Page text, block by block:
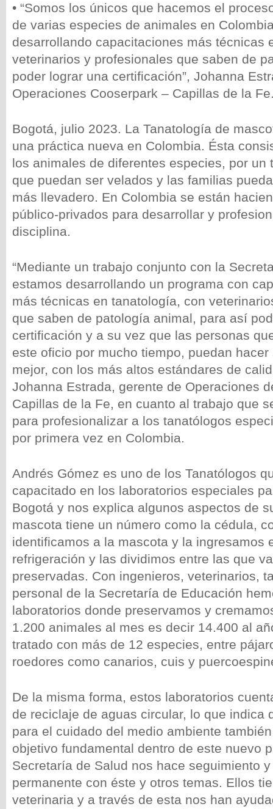
• “Somos los únicos que hacemos el
de varias especies de animales en
desarrollando capacitaciones más técnicas
veterinarios y profesionales que saben de
poder lograr una certificación”, Johanna
Operaciones Cooserpark – Capillas de la
Bogotá, julio 2023. La Tanatología de
una práctica nueva en Colombia. Ésta
los animales de diferentes especies, por un
que puedan ser velados y las familias
más llevadero. En Colombia se están
público-privados para desarrollar y
disciplina.
“Mediante un trabajo conjunto con la
estamos desarrollando un programa con
más técnicas en tanatología, con
que saben de patología animal, para así
certificación y a su vez que las personas
este oficio por mucho tiempo, puedan
mejor, con los más altos estándares de
Johanna Estrada, gerente de Operaciones
Capillas de la Fe, en cuanto al trabajo que
para profesionalizar a los tanatólogos
por primera vez en Colombia.
Andrés Gómez es uno de los Tanatólogos
capacitado en los laboratorios especiales
Bogotá y nos explica algunos aspectos de
mascota tiene un número como la cédula,
identificamos a la mascota y la ingresamos
refrigeración y las dividimos entre las que
preservadas. Con ingenieros, veterinarios,
personal de la Secretaría de Educación
laboratorios donde preservamos y
1.200 animales al mes es decir 14.400 al
tratado con más de 12 especies, entre
roedores como canarios, cuis y
De la misma forma, estos laboratorios
de reciclaje de aguas circular, lo que indica
para el cuidado del medio ambiente
objetivo fundamental dentro de este nuevo
Secretaría de Salud nos hace seguimiento
permanente con éste y otros temas. Ellos
veterinaria y a través de esta nos han
wp-
wp-